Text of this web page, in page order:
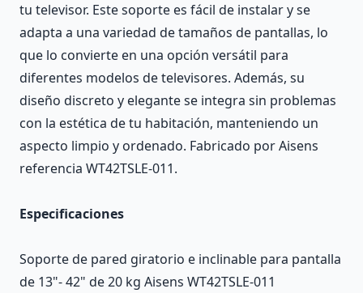
tu televisor. Este soporte es fácil de instalar y se
adapta a una variedad de tamaños de pantallas, lo
que lo convierte en una opción versátil para
diferentes modelos de televisores. Además, su
diseño discreto y elegante se integra sin problemas
con la estética de tu habitación, manteniendo un
aspecto limpio y ordenado. Fabricado por Aisens
referencia WT42TSLE-011.
Especificaciones
Soporte de pared giratorio e inclinable para pantalla
de 13"- 42" de 20 kg Aisens WT42TSLE-011